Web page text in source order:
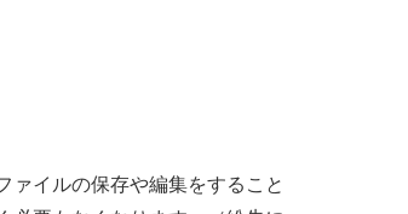
ァイルの保存や編集をすること